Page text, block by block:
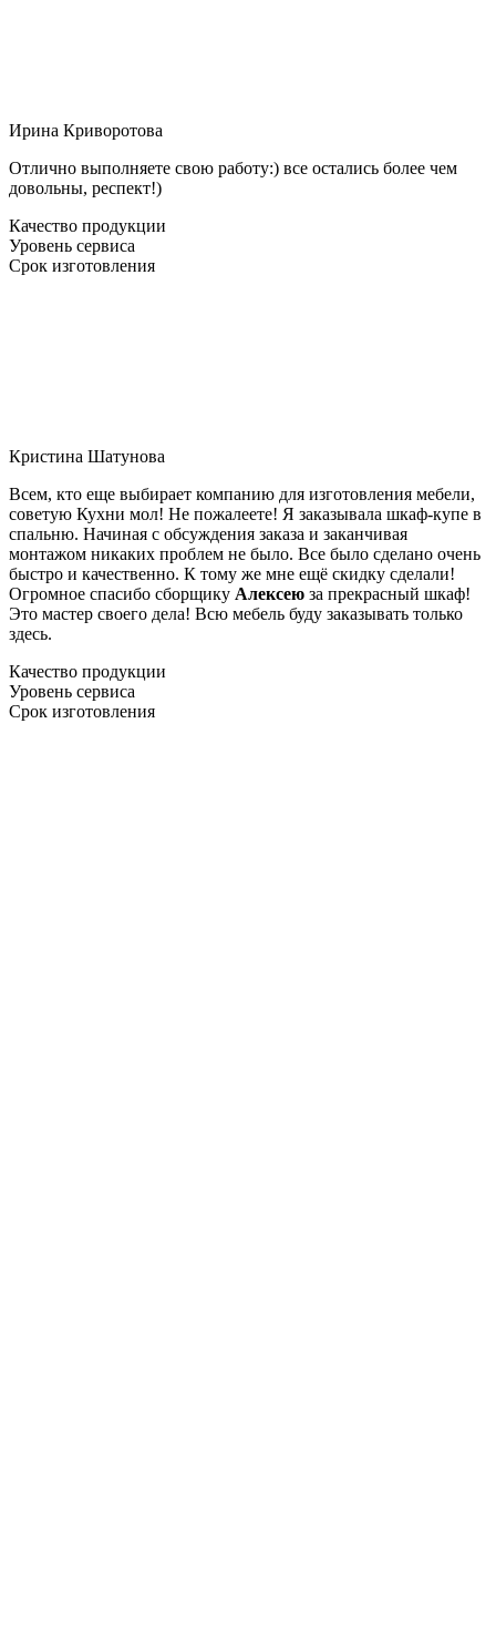
Ирина Криворотова
Отлично выполняете свою работу:) все остались более чем
довольны, респект!)
Качество продукции
Уровень сервиса
Срок изготовления
Кристина Шатунова
Всем, кто еще выбирает компанию для изготовления мебели,
советую Кухни мол! Не пожалеете! Я заказывала шкаф-купе в
спальню. Начиная с обсуждения заказа и заканчивая
монтажом никаких проблем не было. Все было сделано очень
быстро и качественно. К тому же мне ещё скидку сделали!
Огромное спасибо сборщику Алексею за прекрасный шкаф!
Это мастер своего дела! Всю мебель буду заказывать только
здесь.
Качество продукции
Уровень сервиса
Срок изготовления